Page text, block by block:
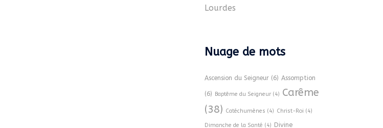
Lourdes
Nuage de mots
Ascension du Seigneur(6) Assomption
(6) Baptême du Seigneur(4) Carême
(38) Catéchumènes (4) Christ-Roi (4)
Dimanche de la Santé (4) Divine